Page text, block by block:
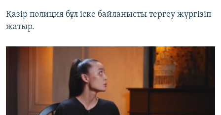
Қазір полиция бұл іске байланысты тергеу жүргізіп
жатыр.